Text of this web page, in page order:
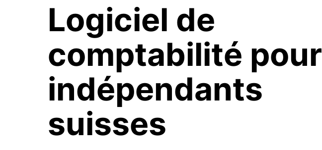
Logiciel de
comptabilité pour
indépendants
suisses